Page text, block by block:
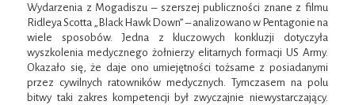
Wydarzenia z Mogadiszu – szerszej publiczności znane z filmu
Ridleya Scotta „Black Hawk Down” – analizowano w Pentagonie na
wiele sposobów. Jedna z kluczowych konkluzji dotyczyła
wyszkolenia medycznego żołnierzy elitarnych formacji US Army.
Okazało się, że daje ono umiejętności tożsame z posiadanymi
przez cywilnych ratowników medycznych. Tymczasem na polu
bitwy taki zakres kompetencji był zwyczajnie niewystarczający.